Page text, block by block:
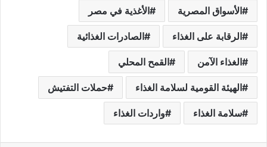
الأسواق المصرية الأغذية في مصر
الرقابة على الغذاء الصادرات الغذائية
الغذاء الآمن القمح المحلي
الهيئة القومية لسلامة الغذاء حملات التفتيش
سلامة الغذاء واردات الغذاء